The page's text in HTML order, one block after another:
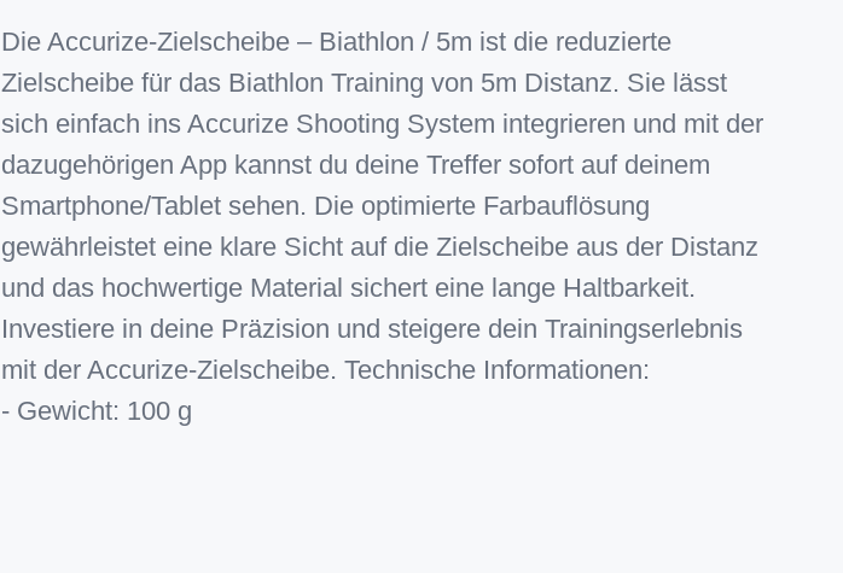
Die Accurize-Zielscheibe – Biathlon / 5m ist die reduzierte
Zielscheibe für das Biathlon Training von 5m Distanz. Sie lässt
sich einfach ins Accurize Shooting System integrieren und mit der
dazugehörigen App kannst du deine Treffer sofort auf deinem
Smartphone/Tablet sehen. Die optimierte Farbauflösung
gewährleistet eine klare Sicht auf die Zielscheibe aus der Distanz
und das hochwertige Material sichert eine lange Haltbarkeit.
Investiere in deine Präzision und steigere dein Trainingserlebnis
mit der Accurize-Zielscheibe. Technische Informationen:
- Gewicht: 100 g